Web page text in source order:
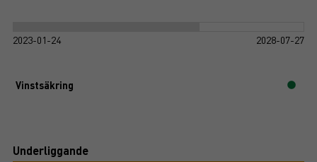
2023-01-24 2028-07-27
Vinstsäkring
Underliggande